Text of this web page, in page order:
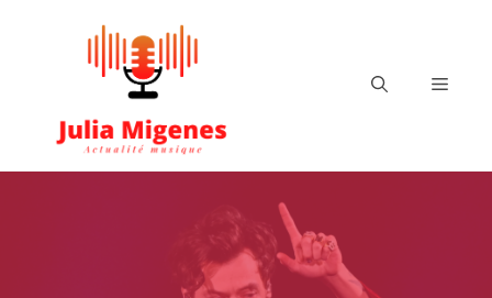
Menu